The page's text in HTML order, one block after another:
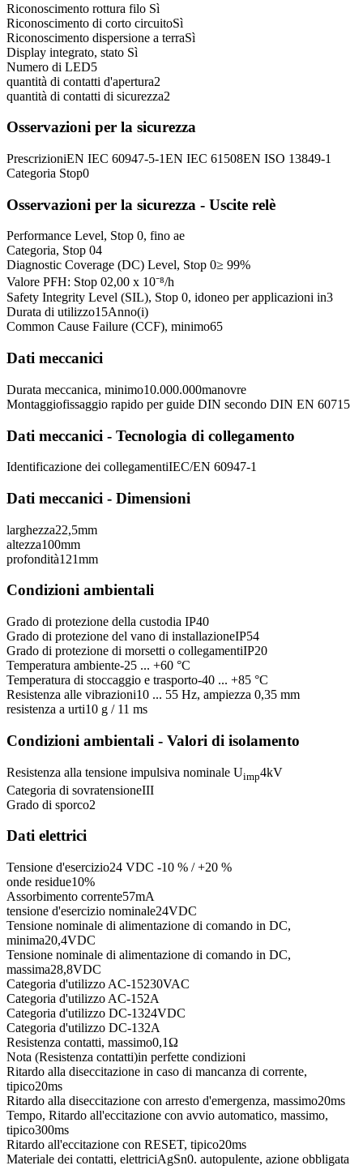
Riconoscimento rottura filo Sì
Riconoscimento di corto circuitoSì
Riconoscimento dispersione a terraSì
Display integrato, stato Sì
Numero di LED5
quantità di contatti d'apertura2
quantità di contatti di sicurezza2
Osservazioni per la sicurezza
PrescrizioniEN IEC 60947-5-1EN IEC 61508EN ISO 13849-1
Categoria Stop0
Osservazioni per la sicurezza - Uscite relè
Performance Level, Stop 0, fino ae
Categoria, Stop 04
Diagnostic Coverage (DC) Level, Stop 0≥ 99%
Valore PFH: Stop 02,00 x 10⁻⁸/h
Safety Integrity Level (SIL), Stop 0, idoneo per applicazioni in3
Durata di utilizzo15Anno(i)
Common Cause Failure (CCF), minimo65
Dati meccanici
Durata meccanica, minimo10.000.000manovre
Montaggiofissaggio rapido per guide DIN secondo DIN EN 60715
Dati meccanici - Tecnologia di collegamento
Identificazione dei collegamentiIEC/EN 60947-1
Dati meccanici - Dimensioni
larghezza22,5mm
altezza100mm
profondità121mm
Condizioni ambientali
Grado di protezione della custodia IP40
Grado di protezione del vano di installazioneIP54
Grado di protezione di morsetti o collegamentiIP20
Temperatura ambiente-25 ... +60 °C
Temperatura di stoccaggio e trasporto-40 ... +85 °C
Resistenza alle vibrazioni10 ... 55 Hz, ampiezza 0,35 mm
resistenza a urti10 g / 11 ms
Condizioni ambientali - Valori di isolamento
Resistenza alla tensione impulsiva nominale Uimp4kV
Categoria di sovratensioneIII
Grado di sporco2
Dati elettrici
Tensione d'esercizio24 VDC -10 % / +20 %
onde residue10%
Assorbimento corrente57mA
tensione d'esercizio nominale24VDC
Tensione nominale di alimentazione di comando in DC,
minima20,4VDC
Tensione nominale di alimentazione di comando in DC,
massima28,8VDC
Categoria d'utilizzo AC-15230VAC
Categoria d'utilizzo AC-152A
Categoria d'utilizzo DC-1324VDC
Categoria d'utilizzo DC-132A
Resistenza contatti, massimo0,1Ω
Nota (Resistenza contatti)in perfette condizioni
Ritardo alla diseccitazione in caso di mancanza di corrente,
tipico20ms
Ritardo alla diseccitazione con arresto d'emergenza, massimo20ms
Tempo, Ritardo all'eccitazione con avvio automatico, massimo,
tipico300ms
Ritardo all'eccitazione con RESET, tipico20ms
Materiale dei contatti, elettriciAgSn0. autopulente, azione obbligata